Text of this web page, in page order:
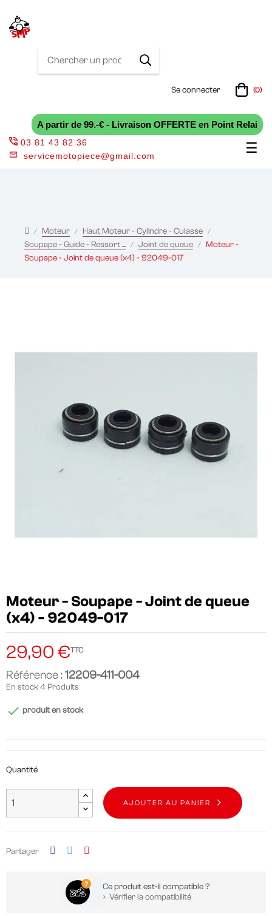
Se connecter (0)
A partir de 99.-€ - Livraison OFFERTE en Point Relai
☰
03 81 43 82 36
servicemotopiece@gmail.com
Moteur
Haut Moteur - Cylindre - Culasse
Soupape - Guide - Ressort ...
Joint de queue
Moteur -
Soupape - Joint de queue (x4) - 92049-017
Moteur - Soupape - Joint de queue
(x4) - 92049-017
29,90 €TTC
Référence :12209-411-004
En stock4 Produits
 produit en stock
Quantité
AJOUTER AU PANIER
Partager
Ce produit est-il compatible ?
Vérifier la compatibilité